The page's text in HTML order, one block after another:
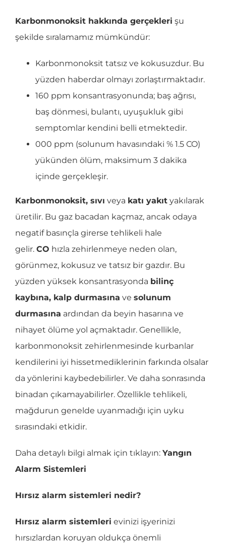
Karbonmonoksit hakkında gerçekleri şu
şekilde sıralamamız mümkündür:
Karbonmonoksit tatsız ve kokusuzdur. Bu
yüzden haberdar olmayı zorlaştırmaktadır.
160 ppm konsantrasyonunda; baş ağrısı,
baş dönmesi, bulantı, uyuşukluk gibi
semptomlar kendini belli etmektedir.
000 ppm (solunum havasındaki % 1.5 CO)
yükünden ölüm, maksimum 3 dakika
içinde gerçekleşir.
Karbonmonoksit, sıvı veya katı yakıt yakılarak
üretilir. Bu gaz bacadan kaçmaz, ancak odaya
negatif basınçla girerse tehlikeli hale
gelir. CO hızla zehirlenmeye neden olan,
görünmez, kokusuz ve tatsız bir gazdır. Bu
yüzden yüksek konsantrasyonda bilinç
kaybına, kalp durmasına ve solunum
durmasına ardından da beyin hasarına ve
nihayet ölüme yol açmaktadır. Genellikle,
karbonmonoksit zehirlenmesinde kurbanlar
kendilerini iyi hissetmediklerinin farkında olsalar
da yönlerini kaybedebilirler. Ve daha sonrasında
binadan çıkamayabilirler. Özellikle tehlikeli,
mağdurun genelde uyanmadığı için uyku
sırasındaki etkidir.
Daha detaylı bilgi almak için tıklayın: Yangın
Alarm Sistemleri
Hırsız alarm sistemleri nedir?
Hırsız alarm sistemleri evinizi işyerinizi
hırsızlardan koruyan oldukça önemli